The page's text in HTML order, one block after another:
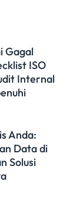
Gagal
ISO
Internal
Anda:
Data di
Solusi